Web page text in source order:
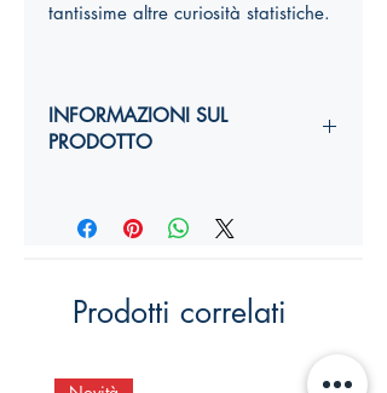
tantissime altre curiosità statistiche.
INFORMAZIONI SUL
PRODOTTO
Anno di edizione:
Formato copertina:
costola):YY,Y x YY,Y x Ycm
Prodotti correlati